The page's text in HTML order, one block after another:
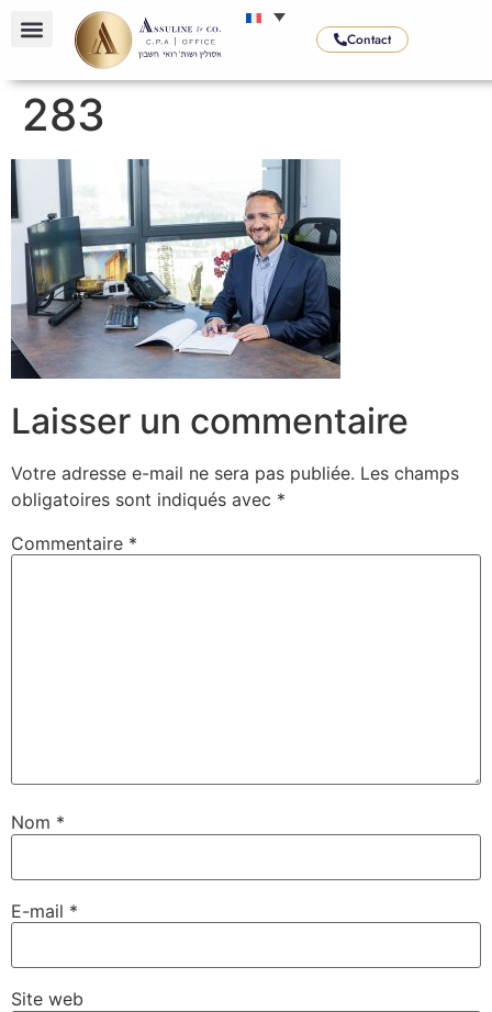
Contact
283
Laisser un commentaire
Votre adresse e-mail ne sera pas publiée. Les champs
obligatoires sont indiqués avec *
Commentaire *
Nom *
E-mail *
Site web